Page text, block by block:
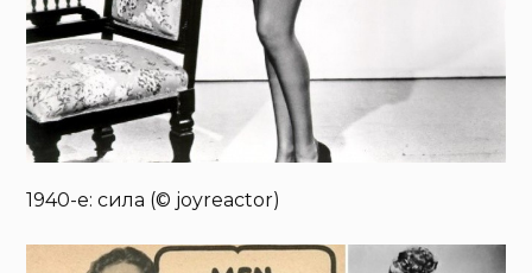
1940-е: сила (© joyreactor)